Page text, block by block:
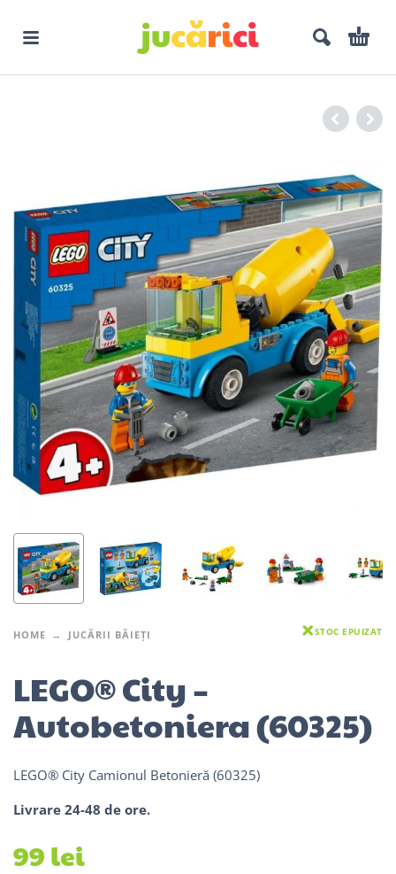
HOME JUCĂRII BĂIEȚI STOC EPUIZAT
LEGO® City –
Autobetoniera (60325)
LEGO® City Camionul Betonieră (60325)
Livrare 24-48 de ore.
99lei